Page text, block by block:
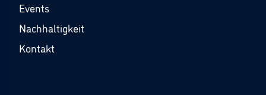
Events
Nachhaltigkeit
Kontakt